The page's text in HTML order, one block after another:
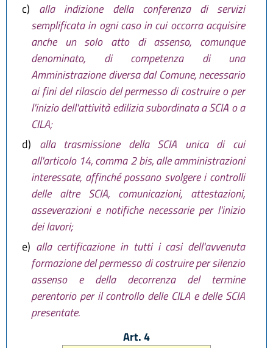
c)
alla indizione della conferenza di servizi
semplificata in ogni caso in cui occorra acquisire
anche un solo atto di assenso, comunque
denominato, di competenza di una
Amministrazione diversa dal Comune, necessario
ai fini del rilascio del permesso di costruire o per
l'inizio dell'attività edilizia subordinata a SCIA o a
CILA;
d) alla trasmissione della SCIA unica di cui
all'articolo 14, comma 2 bis, alle amministrazioni
interessate, affinché possano svolgere i controlli
delle altre SCIA, comunicazioni, attestazioni,
asseverazioni e notifiche necessarie per l'inizio
dei lavori;
e) alla certificazione in tutti i casi dell'avvenuta
formazione del permesso di costruire per silenzio
assenso e della decorrenza del termine
perentorio per il controllo delle CILA e delle SCIA
presentate.
Art. 4